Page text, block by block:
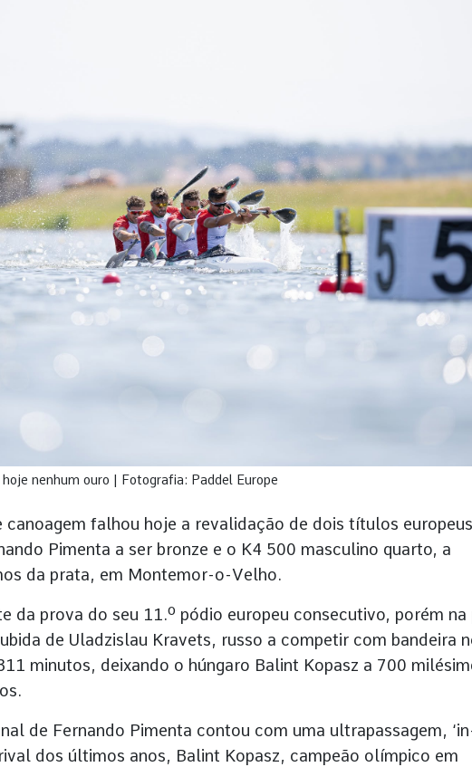
nenhum ouro | Fotografia: Paddel Europe
canoagem falhou hoje a revalidação de dois títulos
Pimenta a ser bronze e o K4 500 masculino quarto, a
da prata, em Montemor-o-Velho.
da prova do seu 11.º pódio europeu consecutivo, porém
de Uladzislau Kravets, russo a competir com bandeira
minutos, deixando o húngaro Balint Kopasz a 700
de Fernando Pimenta contou com uma ultrapassagem,
dos últimos anos, Balint Kopasz, campeão olímpico em